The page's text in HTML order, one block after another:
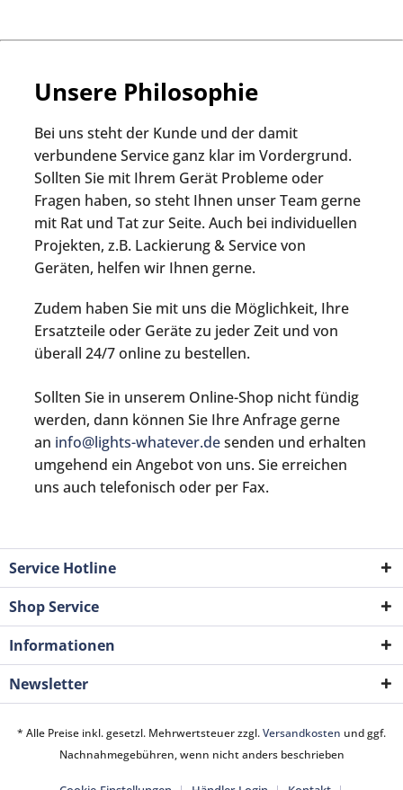
Unsere Philosophie
Bei uns steht der Kunde und der damit
verbundene Service ganz klar im Vordergrund.
Sollten Sie mit Ihrem Gerät Probleme oder
Fragen haben, so steht Ihnen unser Team gerne
mit Rat und Tat zur Seite. Auch bei individuellen
Projekten, z.B. Lackierung & Service von
Geräten, helfen wir Ihnen gerne.
Zudem haben Sie mit uns die Möglichkeit, Ihre
Ersatzteile oder Geräte zu jeder Zeit und von
überall 24/7 online zu bestellen.
Sollten Sie in unserem Online-Shop nicht fündig
werden, dann können Sie Ihre Anfrage gerne
an info@lights-whatever.desenden und erhalten
umgehend ein Angebot von uns. Sie erreichen
uns auch telefonisch oder per Fax.
Service Hotline
Shop Service
Informationen
Newsletter
* Alle Preise inkl. gesetzl. Mehrwertsteuer zzgl.Versandkosten und ggf.
Nachnahmegebühren, wenn nicht anders beschrieben